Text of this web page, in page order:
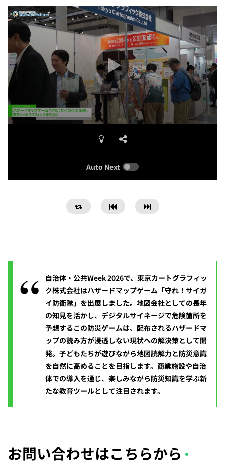
Auto Next
自治体・公共Week 2026で、東京カートグラフィッ
ク株式会社はハザードマップゲーム「守れ！サイガ
イ防衛隊」を出展しました。地図会社としての長年
の知見を活かし、デジタルサイネージで危険箇所を
予想するこの防災ゲームは、配布されるハザードマ
ップの読み方が浸透しない現状への解決策として開
発。子どもたちが遊びながら地図読解力と防災意識
を自然に高めることを目指します。商業施設や自治
体での導入を通じ、楽しみながら防災知識を学ぶ新
たな教育ツールとして注目されます。
お問い合わせはこちらから